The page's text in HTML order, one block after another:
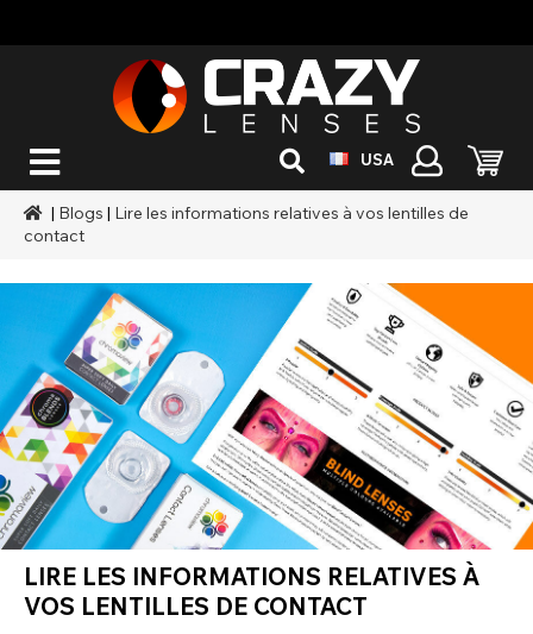
USA
| Blogs | Lire les informations relatives à vos lentilles de
contact
LIRE LES INFORMATIONS RELATIVES À
VOS LENTILLES DE CONTACT